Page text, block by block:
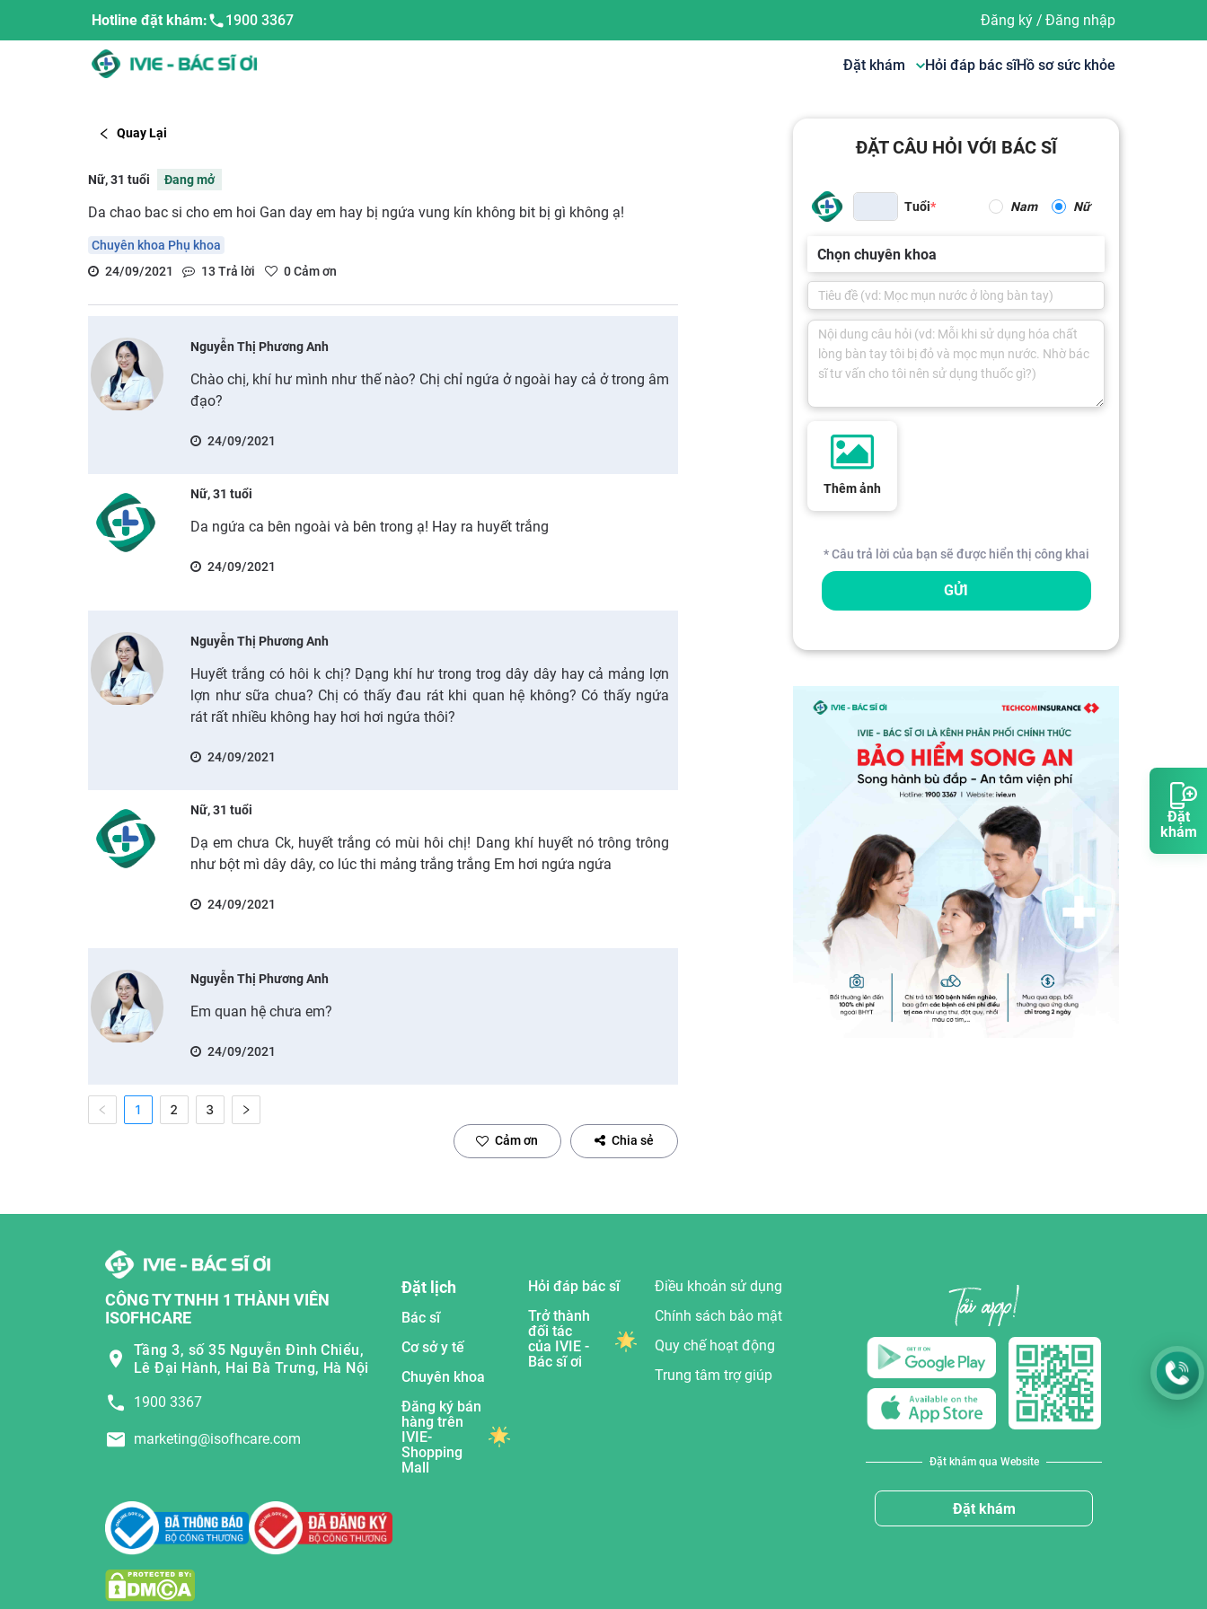
Đặt
khám
Hotline đặt khám: 1900 3367 Đăng ký/ Đăng nhập
Đặt khám Hỏi đáp bác sĩHồ sơ sức khỏe
Quay Lại
Nữ, 31 tuổi Đang mở
Da chao bac si cho em hoi Gan day em hay bị ngứa vung kín không bit bị gì không ạ!
Chuyên khoa Phụ khoa
24/09/2021
13 Trả lời 0Cảm ơn
Nguyễn Thị Phương Anh
Chào chị, khí hư mình như thế nào? Chị chỉ ngứa ở ngoài hay cả ở trong âm
đạo?
24/09/2021
Nữ, 31 tuổi
Da ngứa ca bên ngoài và bên trong ạ! Hay ra huyết trắng
24/09/2021
Nguyễn Thị Phương Anh
Huyết trắng có hôi k chị? Dạng khí hư trong trog dây dây hay cả mảng lợn
lợn như sữa chua? Chị có thấy đau rát khi quan hệ không? Có thấy ngứa
rát rất nhiều không hay hơi hơi ngứa thôi?
24/09/2021
Nữ, 31 tuổi
Dạ em chưa Ck, huyết trắng có mùi hôi chị! Dang khí huyết nó trông trông
như bột mì dây dây, co lúc thi mảng trắng trắng Em hơi ngứa ngứa
24/09/2021
Nguyễn Thị Phương Anh
Em quan hệ chưa em?
24/09/2021
1 2 3
Cảm ơn Chia sẻ
ĐẶT CÂU HỎI VỚI BÁC SĨ
Tuổi Nam Nữ
Chọn chuyên khoa
Thêm ảnh
* Câu trả lời của bạn sẽ được hiển thị công khai
GỬI
CÔNG TY TNHH 1 THÀNH VIÊN
ISOFHCARE
Tầng 3, số 35 Nguyễn Đình Chiểu,
Lê Đại Hành, Hai Bà Trưng, Hà Nội
1900 3367
marketing@isofhcare.com
Đặt lịch
Bác sĩ
Cơ sở y tế
Chuyên khoa
Đăng ký bán
hàng trên
IVIE-
Shopping
Mall
Hỏi đáp bác sĩ
Trở thành
đối tác
của IVIE -
Bác sĩ ơi
Điều khoản sử dụng
Chính sách bảo mật
Quy chế hoạt động
Trung tâm trợ giúp
Đặt khám qua Website
Đặt khám